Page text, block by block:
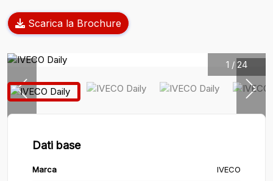
Scarica la Brochure
1 / 24
Dati base
Marca IVECO